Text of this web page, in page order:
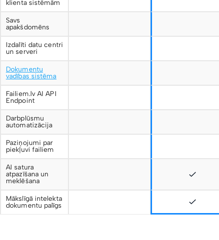
klienta sistēmām
Savs
apakšdomēns
Izdalīti datu centri
un serveri
Dokumentu
vadības sistēma
Failiem.lv AI API
Endpoint
Darbplūsmu
automatizācija
Paziņojumi par
piekļuvi failiem
AI satura
atpazīšana un
meklēšana
Mākslīgā intelekta
dokumentu palīgs